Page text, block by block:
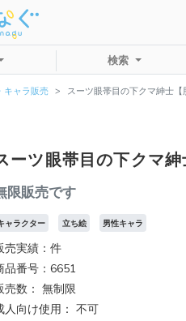
検索
キャラ販売 スーツ眼帯目の下クマ紳士【
ーツ眼帯目の下クマ
限販売です
ャラクター 立ち絵 男性キャラ
売実績：件
品番号：6651
売数： 無制限
人向け使用： 不可